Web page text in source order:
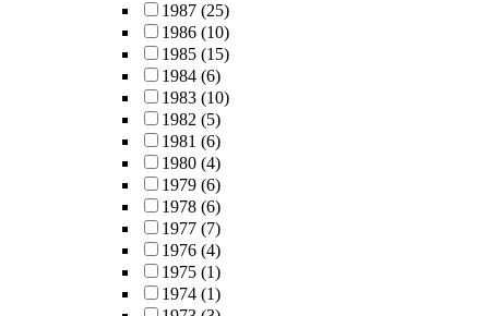
1987 (25)
1986 (10)
1985 (15)
1984 (6)
1983 (10)
1982 (5)
1981 (6)
1980 (4)
1979 (6)
1978 (6)
1977 (7)
1976 (4)
1975 (1)
1974 (1)